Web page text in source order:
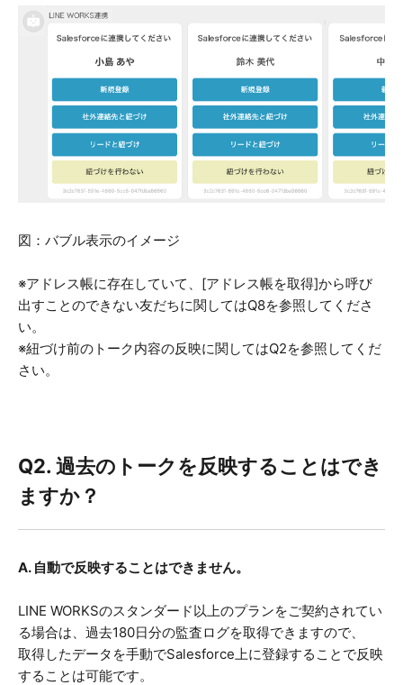
図：バブル表示のイメージ
※アドレス帳に存在していて、[アドレス帳を取得]から呼び
出すことのできない友だちに関してはQ8を参照してくださ
い。
※紐づけ前のトーク内容の反映に関してはQ2を参照してくだ
さい。
Q2. 過去のトークを反映することはでき
ますか？
A. 自動で反映することはできません。
LINE WORKSのスタンダード以上のプランをご契約されてい
る場合は、過去180日分の監査ログを取得できますので、
取得したデータを手動でSalesforce上に登録することで反映
することは可能です。